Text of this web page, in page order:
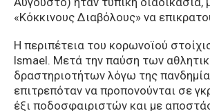
«Κόκκινους Διαβόλους» να
Η περιπέτεια του κορωνοϊού
Ismael. Μετά την παύση των
δραστηριοτήτων λόγω της
επιτρεπόταν να προπονούνται σε
έξι ποδοσφαιριστών και με